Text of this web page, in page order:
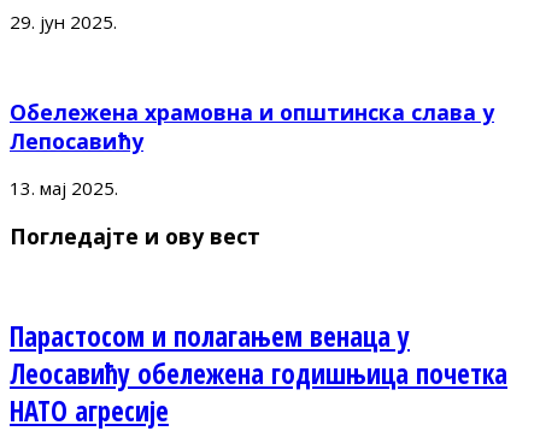
29. јун 2025.
Обележена храмовна и општинска слава у
Лепосавићу
13. мај 2025.
Погледајте и ову вест
Парастосом и полагањем венаца у
Леосавићу обележена годишњица почетка
НАТО агресије